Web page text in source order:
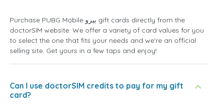
Purchase PUBG Mobile بيرو gift cards directly from the
doctorSIM website. We offer a variety of card values for you
to select the one that fits your needs and we're an official
selling site. Get yours in a few taps and enjoy!
Can I use doctorSIM credits to pay for my gift
card?